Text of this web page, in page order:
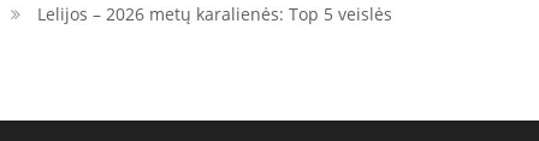
Lelijos – 2026 metų karalienės: Top 5 veislės